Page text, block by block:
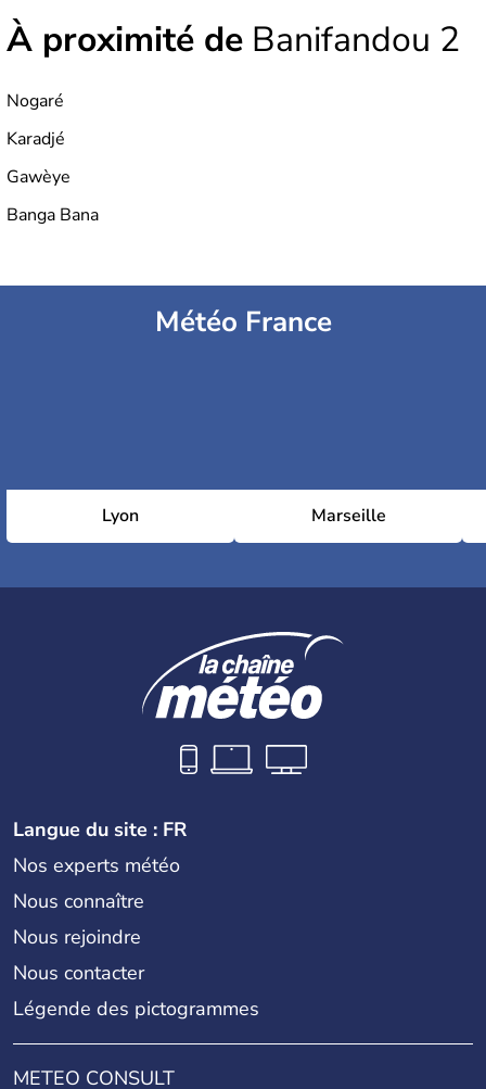
À proximité de Banifandou 2
Nogaré
Karadjé
Gawèye
Banga Bana
Météo France
Lyon Marseille
Langue du site : FR
Nos experts météo
Nous connaître
Nous rejoindre
Nous contacter
Légende des pictogrammes
METEO CONSULT